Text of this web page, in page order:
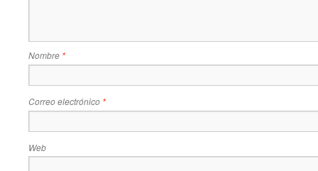
Nombre *
Correo electrónico *
Web